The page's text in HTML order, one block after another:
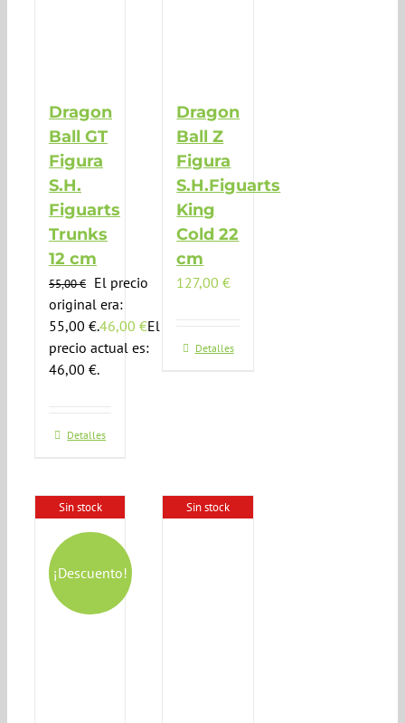
Dragon
Ball GT
Figura
S.H.
Figuarts
Trunks
12 cm
55,00€ El precio
original era:
55,00 €.46,00 €El
precio actual es:
46,00 €.
Detalles
Dragon
Ball Z
Figura
S.H.Figuarts
King
Cold 22
cm
127,00€
Detalles
Sin stock
¡Descuento!
Sin stock